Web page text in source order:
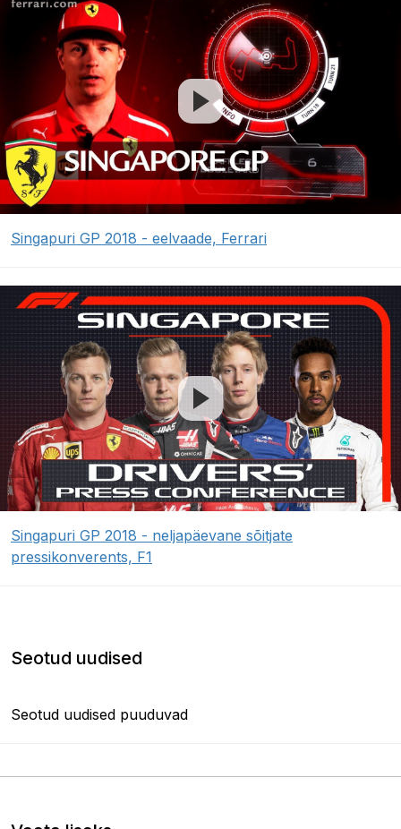
Singapuri GP 2018 - eelvaade, Ferrari
Singapuri GP 2018 - neljapäevane sõitjate
pressikonverents, F1
Seotud uudised
Seotud uudised puuduvad